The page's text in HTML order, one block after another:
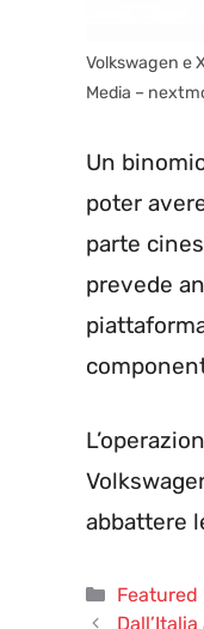
Volkswagen e
Media –
Un
poter
parte
prevede
abbattere
Categorie
Featured